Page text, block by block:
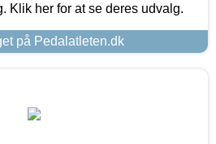
Klik her for at se deres udvalg.
på Pedalatleten.dk